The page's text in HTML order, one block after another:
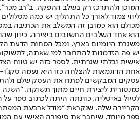
המוכן ולהתרכז רק בשלב ההפקה, ב”רב מכר”,
ליווי צמוד לאורך כל התהליך. יש כמה
מכולם הוא כמובן זה המשלב את הכתיבה
הוא אחד השלבים החשובים ביצירה, כיוון
משגרת היומיום בארץ, ומכל הסחות הדעת
יש פה הזדמנות להתחבר למי שאתה,
אישית ובלתי שגרתית. לספר כזה יש טווח
אחת הדוגמאות להצלחה כזו היא נעמה
עסקים המבקשים לפתח את העסק שלם
כמנטורית ליצירת חיים מתוך תשוקה.
לטיול באיטליה. כוונתה היתה לכתוב ספר
הקריירה שלה, שנקראת “מודל ארבעת
ספר מיוחד, שיחבר את סיפורה האישי עם